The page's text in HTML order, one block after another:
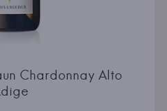
Chardonnay Alto